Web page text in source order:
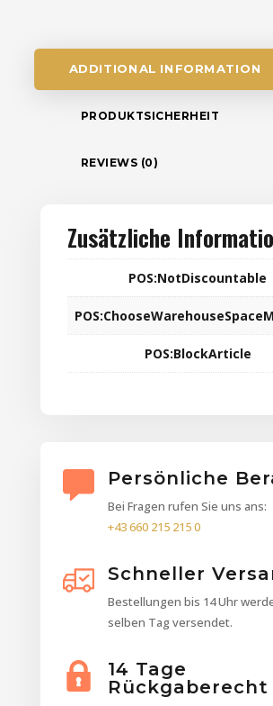
ADDITIONAL INFORMATION
PRODUKTSICHERHEIT
REVIEWS (0)
Zusätzliche
POS:NotDiscountable
POS:BlockArticle
Persönliche
Bei Fragen rufen Sie uns ans:
+43 660 215 215 0
Schneller
Bestellungen bis 14 Uhr
selben Tag versendet.
14 Tage
Rückgaberecht